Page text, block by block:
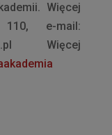
Więcej
e-mail:
Więcej